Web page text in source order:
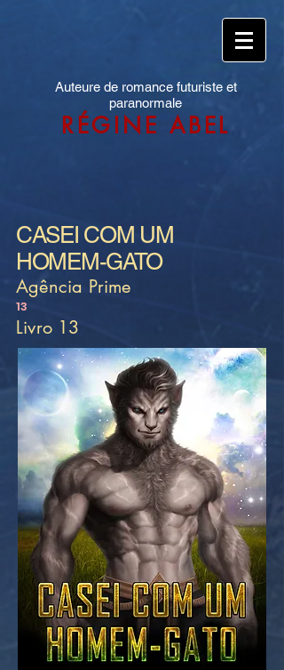
Auteure de romance futuriste et
paranormale
RÉGINE ABEL
CASEI COM UM
HOMEM-GATO
Agência Prime
13
Livro 13